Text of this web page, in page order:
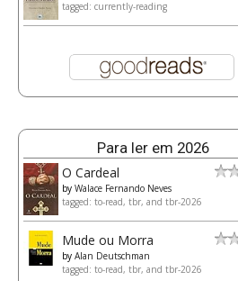
tagged: currently-reading
Para ler em 2026
O Cardeal
by Walace Fernando Neves
tagged: to-read, tbr, and tbr-2026
Mude ou Morra
by Alan Deutschman
tagged: to-read, tbr, and tbr-2026